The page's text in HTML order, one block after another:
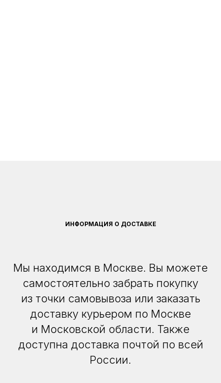
ИНФОРМАЦИЯ О ДОСТАВКЕ
Мы находимся в Москве. Вы можете
самостоятельно забрать покупку
из точки самовывоза или заказать
доставку курьером по Москве
и Московской области. Также
доступна доставка почтой по всей
России.